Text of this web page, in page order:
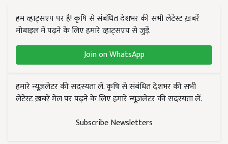
हम व्हाट्सएप पर हैं! कृषि से संबंधित देशभर की सभी लेटेस्ट ख़बरें
मोबाइल में पढ़ने के लिए हमारे व्हाट्सएप से जुड़ें.
Join on WhatsApp
हमारे न्यूज़लेटर की सदस्यता लें. कृषि से संबंधित देशभर की सभी
लेटेस्ट ख़बरें मेल पर पढ़ने के लिए हमारे न्यूज़लेटर की सदस्यता लें.
Subscribe Newsletters